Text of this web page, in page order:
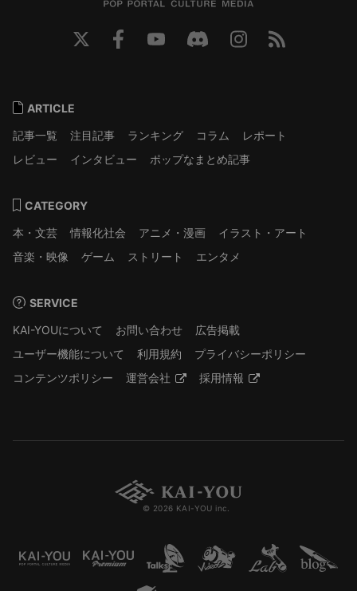
ARTICLE
記事一覧
注目記事 ランキング コラム
レポート
レビュー
インタビュー ポップなまとめ記事
CATEGORY
本・文芸
情報化社会 アニメ・漫画
イラスト・アート
音楽・映像
ゲーム ストリート エンタメ
SERVICE
KAI-YOUについて
お問い合わせ
広告掲載
ユーザー機能について
利用規約
プライバシーポリシー
コンテンツポリシー
運営会社 採用情報
© 2026 KAI-YOU inc.